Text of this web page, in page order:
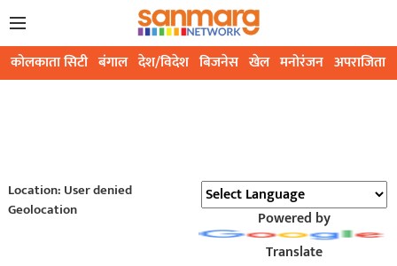
कोलकाता सिटी बंगाल देश/विदेश बिजनेस खेल मनोरंजन अपराजिता
Location: User denied
Geolocation
Powered by
Translate